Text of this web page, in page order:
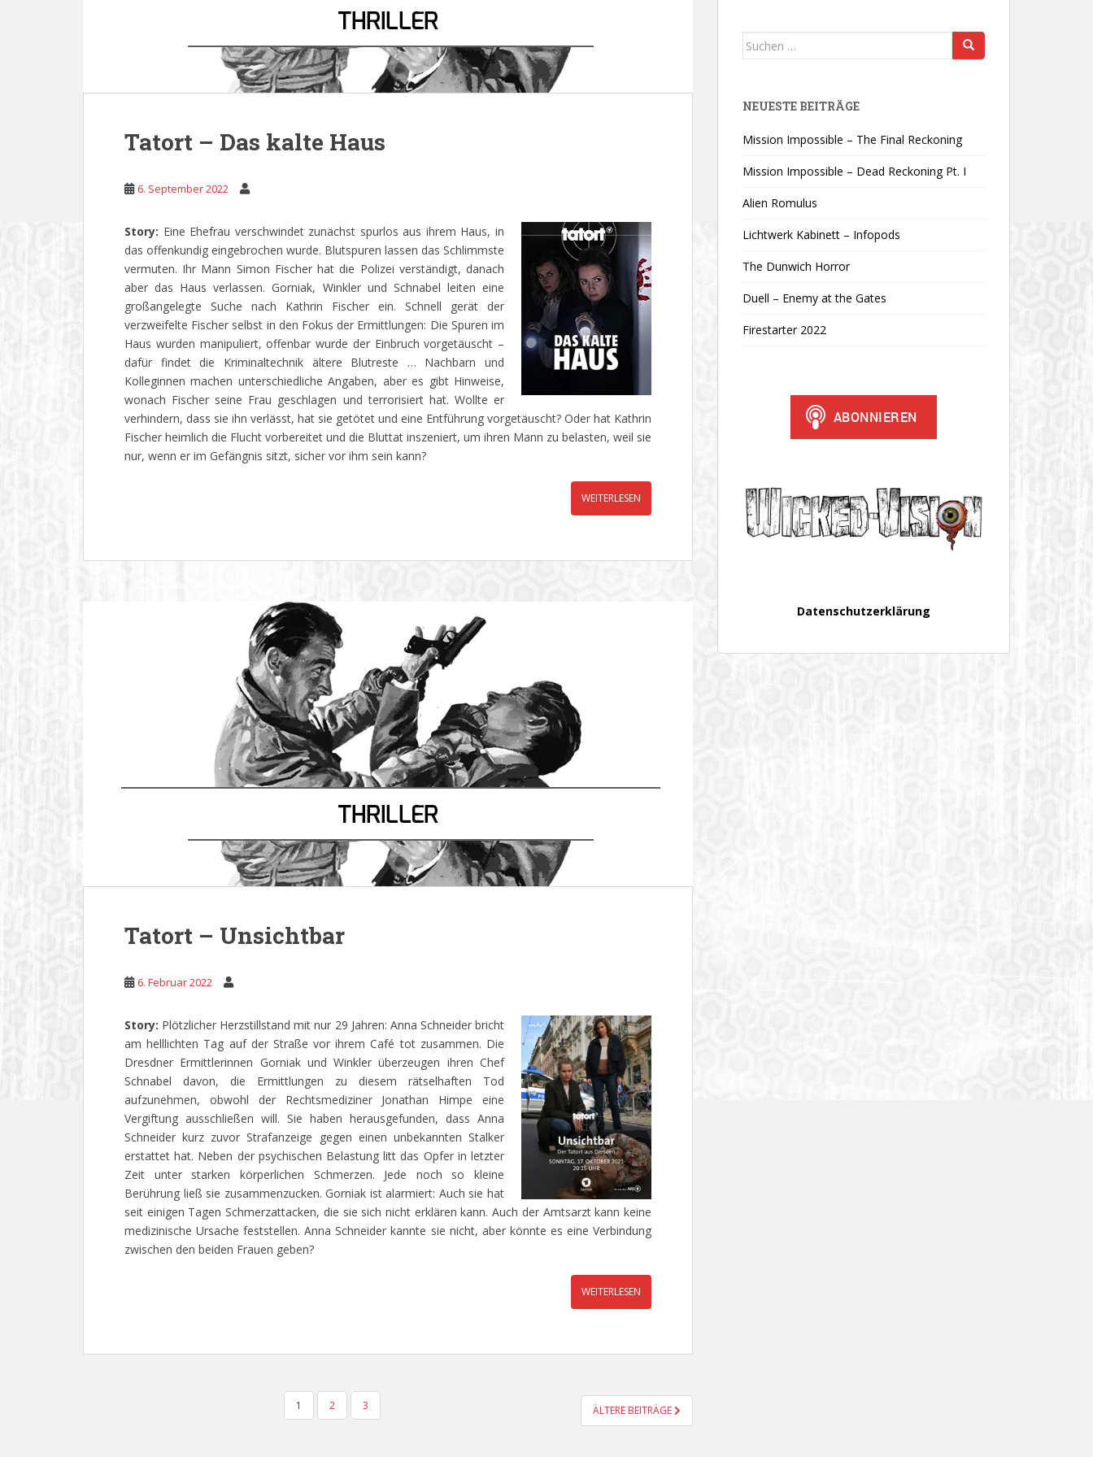
Tatort – Das kalte Haus
6. September 2022
Story: Eine Ehefrau verschwindet zunächst spurlos aus ihrem Haus, in
das offenkundig eingebrochen wurde. Blutspuren lassen das Schlimmste
vermuten. Ihr Mann Simon Fischer hat die Polizei verständigt, danach
aber das Haus verlassen. Gorniak, Winkler und Schnabel leiten eine
großangelegte Suche nach Kathrin Fischer ein. Schnell gerät der
verzweifelte Fischer selbst in den Fokus der Ermittlungen: Die Spuren im
Haus wurden manipuliert, offenbar wurde der Einbruch vorgetäuscht –
dafür findet die Kriminaltechnik ältere Blutreste … Nachbarn und
Kolleginnen machen unterschiedliche Angaben, aber es gibt Hinweise,
wonach Fischer seine Frau geschlagen und terrorisiert hat. Wollte er
verhindern, dass sie ihn verlässt, hat sie getötet und eine Entführung vorgetäuscht? Oder hat Kathrin
Fischer heimlich die Flucht vorbereitet und die Bluttat inszeniert, um ihren Mann zu belasten, weil sie
nur, wenn er im Gefängnis sitzt, sicher vor ihm sein kann?
WEITERLESEN
Tatort – Unsichtbar
6. Februar 2022
Story: Plötzlicher Herzstillstand mit nur 29 Jahren: Anna Schneider bricht
am helllichten Tag auf der Straße vor ihrem Café tot zusammen. Die
Dresdner Ermittlerinnen Gorniak und Winkler überzeugen ihren Chef
Schnabel davon, die Ermittlungen zu diesem rätselhaften Tod
aufzunehmen, obwohl der Rechtsmediziner Jonathan Himpe eine
Vergiftung ausschließen will. Sie haben herausgefunden, dass Anna
Schneider kurz zuvor Strafanzeige gegen einen unbekannten Stalker
erstattet hat. Neben der psychischen Belastung litt das Opfer in letzter
Zeit unter starken körperlichen Schmerzen. Jede noch so kleine
Berührung ließ sie zusammenzucken. Gorniak ist alarmiert: Auch sie hat
seit einigen Tagen Schmerzattacken, die sie sich nicht erklären kann. Auch der Amtsarzt kann keine
medizinische Ursache feststellen. Anna Schneider kannte sie nicht, aber könnte es eine Verbindung
zwischen den beiden Frauen geben?
WEITERLESEN
SEITENNUMMERIERUNG
1 2 3 ÄLTERE BEITRÄGE
Suchen
NEUESTE BEITRÄGE
Mission Impossible – The Final Reckoning
Mission Impossible – Dead Reckoning Pt. I
Alien Romulus
Lichtwerk Kabinett – Infopods
The Dunwich Horror
Duell – Enemy at the Gates
Firestarter 2022
Datenschutzerklärung